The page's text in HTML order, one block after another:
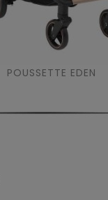
POUSSETTE EDEN